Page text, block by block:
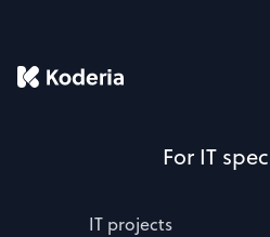
For IT
IT projects